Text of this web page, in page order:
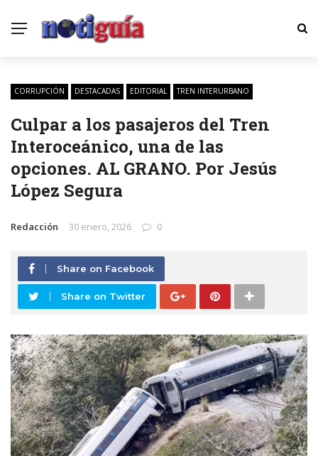
CORRUPCIÓN DESTACADAS EDITORIAL TREN INTERURBANO
Culpar a los pasajeros del Tren
Interoceánico, una de las
opciones. AL GRANO. Por Jesús
López Segura
Redacción 30 enero, 2026 0
Share on Facebook
Share on Twitter